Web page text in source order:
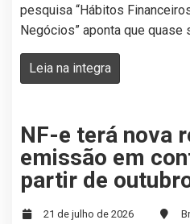
pesquisa “Hábitos
Negócios” aponta que quase
Leia na integra
NF-e terá nova
emissão em
partir de
21 de julho de 2026